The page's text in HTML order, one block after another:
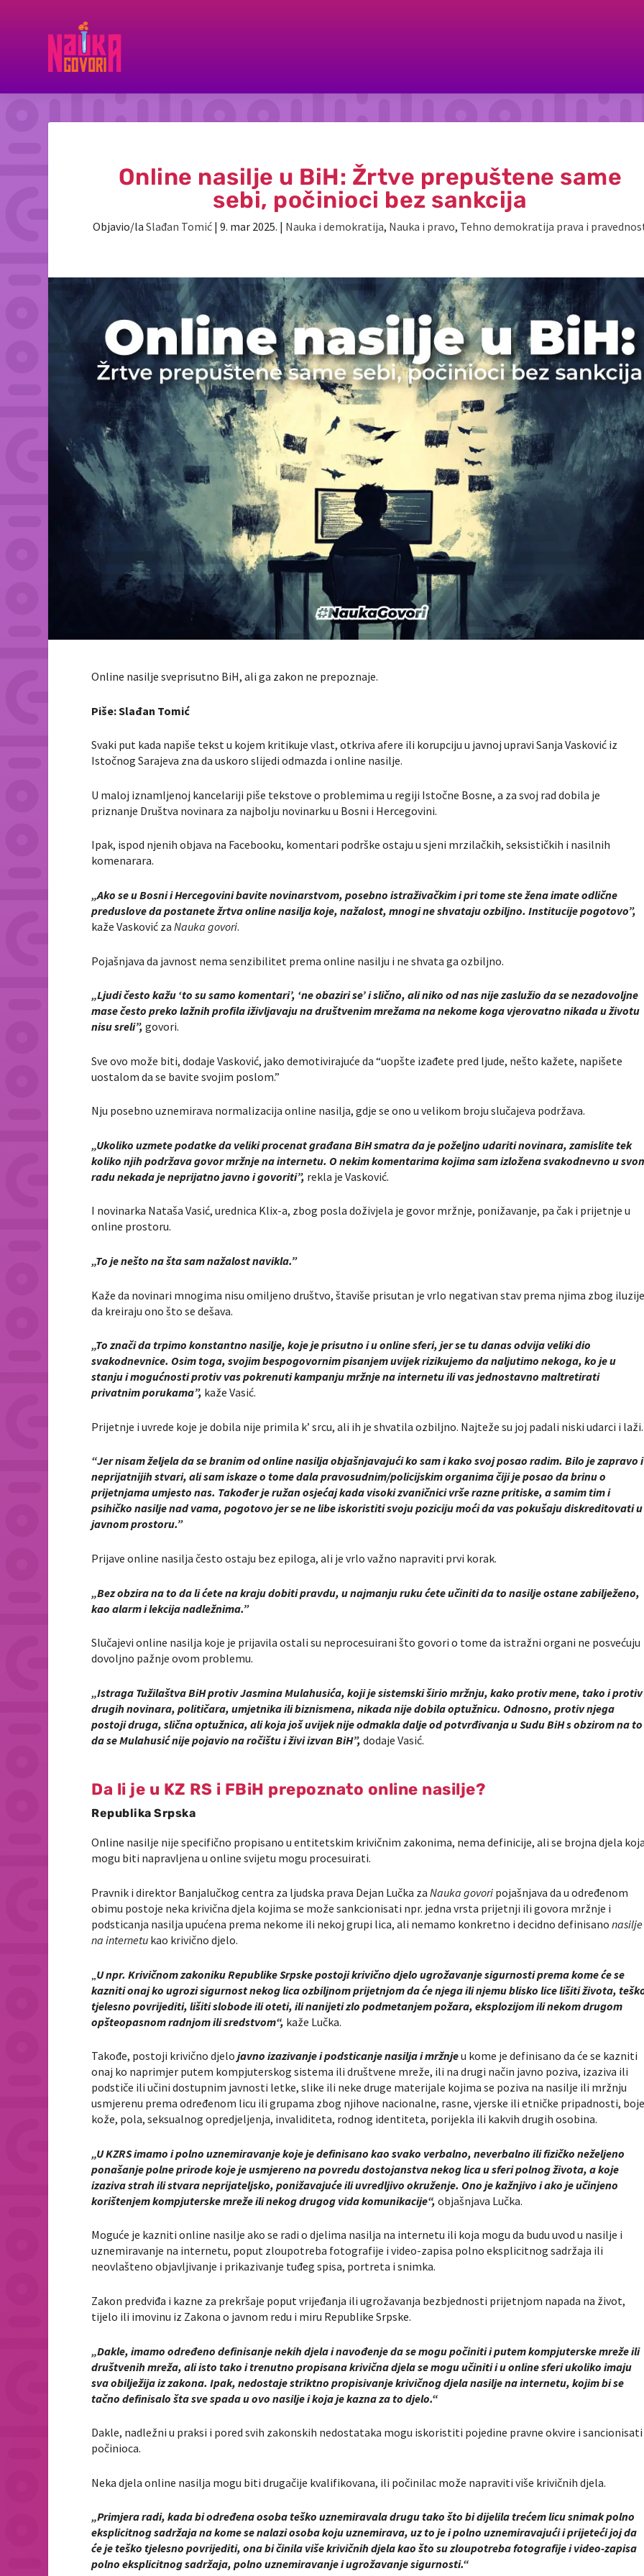
Online nasilje u BiH: Žrtve prepuštene same
sebi, počinioci bez sankcija
Objavio/laSlađan Tomić |9. mar 2025. | Nauka i demokratija, Nauka i pravo, Tehno demokratija prava i
Online nasilje sveprisutno BiH, ali ga zakon ne prepoznaje.
Piše: Slađan Tomić
Svaki put kada napiše tekst u kojem kritikuje vlast, otkriva afere ili korupciju u javnoj upravi Sanja Vasković iz
Istočnog Sarajeva zna da uskoro slijedi odmazda i online nasilje.
U maloj iznamljenoj kancelariji piše tekstove o problemima u regiji Istočne Bosne, a za svoj rad dobila je
priznanje Društva novinara za najbolju novinarku u Bosni i Hercegovini.
Ipak, ispod njenih objava na Facebooku, komentari podrške ostaju u sjeni mrzilačkih, seksističkih i nasilnih
komenarara.
„Ako se u Bosni i Hercegovini bavite novinarstvom, posebno istraživačkim i pri tome ste žena imate odlične
preduslove da postanete žrtva online nasilja koje, nažalost, mnogi ne shvataju ozbiljno. Institucije pogotovo”,
kaže Vasković zaNauka govori.
Pojašnjava da javnost nema senzibilitet prema online nasilju i ne shvata ga ozbiljno.
„Ljudi često kažu ‘to su samo komentari’, ‘ne obaziri se’ i slično, ali niko od nas nije zaslužio da se nezadovoljne
mase često preko lažnih profila iživljavaju na društvenim mrežama na nekome koga vjerovatno nikada u životu
nisu sreli”, govori.
Sve ovo može biti, dodaje Vasković, jako demotivirajuće da “uopšte izađete pred ljude, nešto kažete, napišete
uostalom da se bavite svojim poslom.”
Nju posebno uznemirava normalizacija online nasilja, gdje se ono u velikom broju slučajeva podržava.
„Ukoliko uzmete podatke da veliki procenat građana BiH smatra da je poželjno udariti novinara, zamislite tek
koliko njih podržava govor mržnje na internetu. O nekim komentarima kojima sam izložena svakodnevno u
radu nekada je neprijatno javno i govoriti”, rekla je Vasković.
I novinarka Nataša Vasić, urednica Klix-a, zbog posla doživjela je govor mržnje, ponižavanje, pa čak i prijetnje u
online prostoru.
„To je nešto na šta sam nažalost navikla.”
Kaže da novinari mnogima nisu omiljeno društvo, štaviše prisutan je vrlo negativan stav prema njima zbog
da kreiraju ono što se dešava.
„To znači da trpimo konstantno nasilje, koje je prisutno i u online sferi, jer se tu danas odvija veliki dio
svakodnevnice. Osim toga, svojim bespogovornim pisanjem uvijek rizikujemo da naljutimo nekoga, ko je u
stanju i mogućnosti protiv vas pokrenuti kampanju mržnje na internetu ili vas jednostavno maltretirati
privatnim porukama”, kaže Vasić.
Prijetnje i uvrede koje je dobila nije primila k’ srcu, ali ih je shvatila ozbiljno. Najteže su joj padali niski udarci i laži.
“Jer nisam željela da se branim od online nasilja objašnjavajući ko sam i kako svoj posao radim. Bilo je zapravo i
neprijatnijih stvari, ali sam iskaze o tome dala pravosudnim/policijskim organima čiji je posao da brinu o
prijetnjama umjesto nas. Također je ružan osjećaj kada visoki zvaničnici vrše razne pritiske, a samim tim i
psihičko nasilje nad vama, pogotovo jer se ne libe iskoristiti svoju poziciju moći da vas pokušaju diskreditovati u
javnom prostoru.”
Prijave online nasilja često ostaju bez epiloga, ali je vrlo važno napraviti prvi korak.
„Bez obzira na to da li ćete na kraju dobiti pravdu, u najmanju ruku ćete učiniti da to nasilje ostane zabilježeno,
kao alarm i lekcija nadležnima.”
Slučajevi online nasilja koje je prijavila ostali su neprocesuirani što govori o tome da istražni organi ne posvećuju
dovoljno pažnje ovom problemu.
„Istraga Tužilaštva BiH protiv Jasmina Mulahusića, koji je sistemski širio mržnju, kako protiv mene, tako i protiv
drugih novinara, političara, umjetnika ili biznismena, nikada nije dobila optužnicu. Odnosno, protiv njega
postoji druga, slična optužnica, ali koja još uvijek nije odmakla dalje od potvrđivanja u Sudu BiH s obzirom na to
da se Mulahusić nije pojavio na ročištu i živi izvan BiH”, dodaje Vasić.
Da li je u KZ RS i FBiH prepoznato online nasilje?
Republika Srpska
Online nasilje nije specifično propisano u entitetskim krivičnim zakonima, nema definicije, ali se brojna djela
mogu biti napravljena u online svijetu mogu procesuirati.
Pravnik i direktor Banjalučkog centra za ljudska prava Dejan Lučka zaNauka govori pojašnjava da u određenom
obimu postoje neka krivična djela kojima se može sankcionisati npr. jedna vrsta prijetnji ili govora mržnje i
podsticanja nasilja upućena prema nekome ili nekoj grupi lica, ali nemamo konkretno i decidno definisanonasilje
na internetu kao krivično djelo.
U npr. Krivičnom zakoniku Republike Srpske postoji krivično djelo ugrožavanje sigurnosti prema kome će se
kazniti onaj ko ugrozi sigurnost nekog lica ozbiljnom prijetnjom da će njega ili njemu blisko lice lišiti života,
tjelesno povrijediti, lišiti slobode ili oteti, ili nanijeti zlo podmetanjem požara, eksplozijom ili nekom drugom
opšteopasnom radnjom ili sredstvom“, kaže Lučka.
Takođe, postoji krivično djelojavno izazivanje i podsticanje nasilja i mržnjeu kome je definisano da će se kazniti
onaj ko naprimjer putem kompjuterskog sistema ili društvene mreže, ili na drugi način javno poziva, izaziva ili
podstiče ili učini dostupnim javnosti letke, slike ili neke druge materijale kojima se poziva na nasilje ili mržnju
usmjerenu prema određenom licu ili grupama zbog njihove nacionalne, rasne, vjerske ili etničke pripadnosti,
kože, pola, seksualnog opredjeljenja, invaliditeta, rodnog identiteta, porijekla ili kakvih drugih osobina.
„U KZRS imamo i polno uznemiravanje koje je definisano kao svako verbalno, neverbalno ili fizičko neželjeno
ponašanje polne prirode koje je usmjereno na povredu dostojanstva nekog lica u sferi polnog života, a koje
izaziva strah ili stvara neprijateljsko, ponižavajuće ili uvredljivo okruženje. Ono je kažnjivo i ako je učinjeno
korištenjem kompjuterske mreže ili nekog drugog vida komunikacije“, objašnjava Lučka.
Moguće je kazniti online nasilje ako se radi o djelima nasilja na internetu ili koja mogu da budu uvod u nasilje i
uznemiravanje na internetu, poput zloupotreba fotografije i video-zapisa polno eksplicitnog sadržaja ili
neovlašteno objavljivanje i prikazivanje tuđeg spisa, portreta i snimka.
Zakon predviđa i kazne za prekršaje poput vrijeđanja ili ugrožavanja bezbjednosti prijetnjom napada na život,
tijelo ili imovinu iz Zakona o javnom redu i miru Republike Srpske.
„Dakle, imamo određeno definisanje nekih djela i navođenje da se mogu počiniti i putem kompjuterske mreže ili
društvenih mreža, ali isto tako i trenutno propisana krivična djela se mogu učiniti i u online sferi ukoliko imaju
sva obilježija iz zakona. Ipak, nedostaje striktno propisivanje krivičnog djela nasilje na internetu, kojim bi se
tačno definisalo šta sve spada u ovo nasilje i koja je kazna za to djelo.“
Dakle, nadležni u praksi i pored svih zakonskih nedostataka mogu iskoristiti pojedine pravne okvire i sancionisati
počinioca.
Neka djela online nasilja mogu biti drugačije kvalifikovana, ili počinilac može napraviti više krivičnih djela.
„Primjera radi, kada bi određena osoba teško uznemiravala drugu tako što bi dijelila trećem licu snimak polno
eksplicitnog sadržaja na kome se nalazi osoba koju uznemirava, uz to je i polno uznemiravajući i prijeteći joj da
će je teško tjelesno povrijediti, ona bi činila više krivičnih djela kao što suzloupotreba fotografije i video-zapisa
polno eksplicitnog sadržaja, polno uznemiravanje i ugrožavanje sigurnosti.“